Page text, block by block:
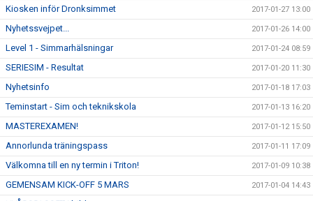
Kiosken inför Dronksimmet 2017-01-27 13:00
Nyhetssvejpet... 2017-01-26 14:00
Level 1 - Simmarhälsningar 2017-01-24 08:59
SERIESIM - Resultat 2017-01-20 11:30
Nyhetsinfo 2017-01-18 17:03
Teminstart - Sim och teknikskola 2017-01-13 16:20
MASTEREXAMEN! 2017-01-12 15:50
Annorlunda träningspass 2017-01-11 17:09
Välkomna till en ny termin i Triton! 2017-01-09 10:38
GEMENSAM KICK-OFF 5 MARS 2017-01-04 14:43